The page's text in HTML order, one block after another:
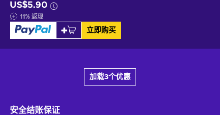
US$5.90
11% 返现
立即购买
加载3个优惠
安全结账保证